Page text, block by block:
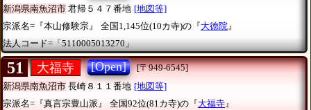
新潟県南魚沼市 君帰５４７番地 [地図等]
宗派名=『本山修験宗』
全国1,145位(10カ寺)の『大徳院 』
法人コード=「5110005013270」
51 大福寺 [Open]
[〒949-6545]
新潟県南魚沼市 長崎８１１番地 [地図等]
宗派名=『真言宗豊山派』
全国92位(81カ寺)の『大福寺』